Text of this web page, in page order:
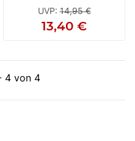
UVP:14,95 €
13,40 €
4 von 4